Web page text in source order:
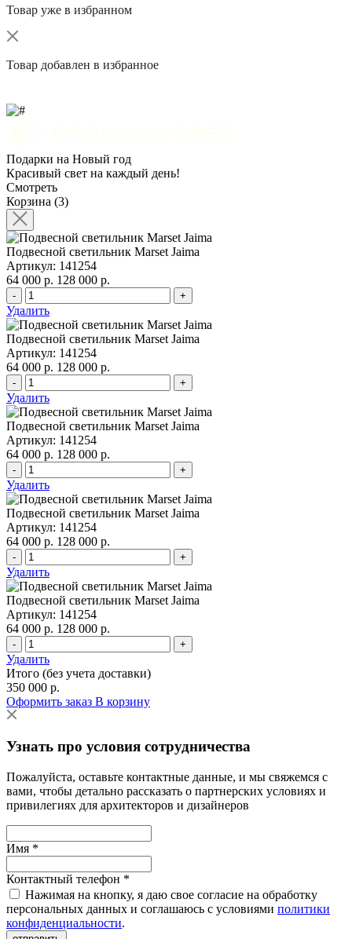
Товар уже в избранном
Товар добавлен в избранное
Подарки на Новый год
Красивый свет на каждый день!
Смотреть
Корзина (3)
Подвесной светильник Marset Jaima
Артикул: 141254
64 000 р. 128 000 р.
- +
Удалить
Подвесной светильник Marset Jaima
Артикул: 141254
64 000 р. 128 000 р.
- +
Удалить
Подвесной светильник Marset Jaima
Артикул: 141254
64 000 р. 128 000 р.
- +
Удалить
Подвесной светильник Marset Jaima
Артикул: 141254
64 000 р. 128 000 р.
- +
Удалить
Подвесной светильник Marset Jaima
Артикул: 141254
64 000 р. 128 000 р.
- +
Удалить
Итого (без учета доставки)
350 000 р.
Оформить заказ В корзину
Узнать про условия сотрудничества
Пожалуйста, оставьте контактные данные, и мы свяжемся с
вами, чтобы детально рассказать о партнерских условиях и
привилегиях для архитекторов и дизайнеров
Имя *
Контактный телефон *
Нажимая на кнопку, я даю свое согласие на обработку
персональных данных и соглашаюсь с условиями политики
конфиденциальности.